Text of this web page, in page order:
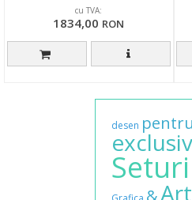
cu TVA:
1834,00 RON
desen pentru
Seturi
&